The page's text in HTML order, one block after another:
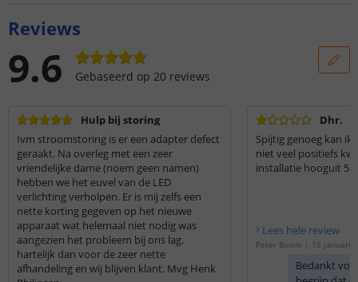
Reviews
9.6 Gebaseerd op 20 reviews
Hulp bij storing
Ivm stroomstoring is er een adapter defect
geraakt. Na overleg met een zeer
vriendelijke dame (noem geen namen)
hebben we het euvel van de LED
verlichting verholpen. Er is mij zelfs een
nette korting gegeven op het nieuwe
apparaat wat helemaal niet nodig was
aangezien het probleem bij ons lag.
hartelijk dan voor de zeer nette
afhandeling en wij blijven klant. Mvg Henk
Dhr.
Spijtig genoeg kan
niet veel positiefs
installatie hooguit 5
Lees hele review
Peter Boons | 15 januari
Bedankt